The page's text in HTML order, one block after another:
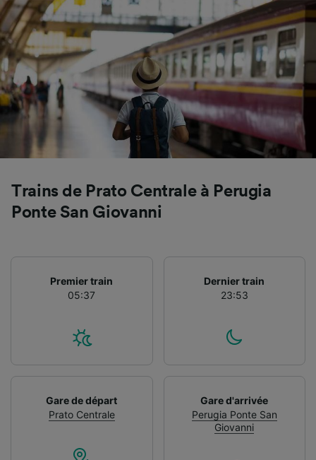
Trains de Prato Centrale à Perugia
Ponte San Giovanni
Premier train
05:37
Dernier train
23:53
Gare de départ
Prato Centrale
Gare d'arrivée
Perugia Ponte San
Giovanni
Utiliser des données de géolocalisation
précises. Analyser activement les
caractéristiques de l’appareil pour
l’identification. Stocker et/ou accéder à des
informations sur un appareil. Publicités et
contenu personnalisés, mesure de
performance des publicités et du contenu,
études d’audience et développement de
services.
Liste de nos partenaires (fournisseurs)